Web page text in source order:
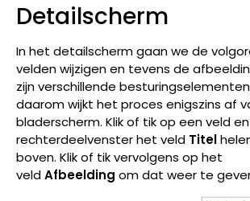
Detailscherm
In het detailscherm gaan we de
velden wijzigen en tevens de
zijn verschillende
daarom wijkt het proces enigszins af
bladerscherm. Klik of tik op een veld
rechterdeelvenster het veld Titel
boven. Klik of tik vervolgens op het
veldAfbeelding om dat weer te